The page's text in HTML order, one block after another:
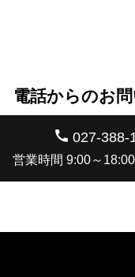
電話からのお
027-388-
営業時間 9:00～